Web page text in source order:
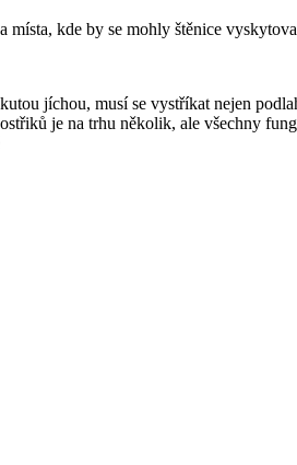
místa, kde by se mohly štěnice
jíchou, musí se vystříkat nejen
je na trhu několik, ale všechny